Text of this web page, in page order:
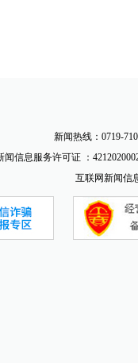
新闻热线：0719-
闻信息服务许可证 ：
互联网新闻信